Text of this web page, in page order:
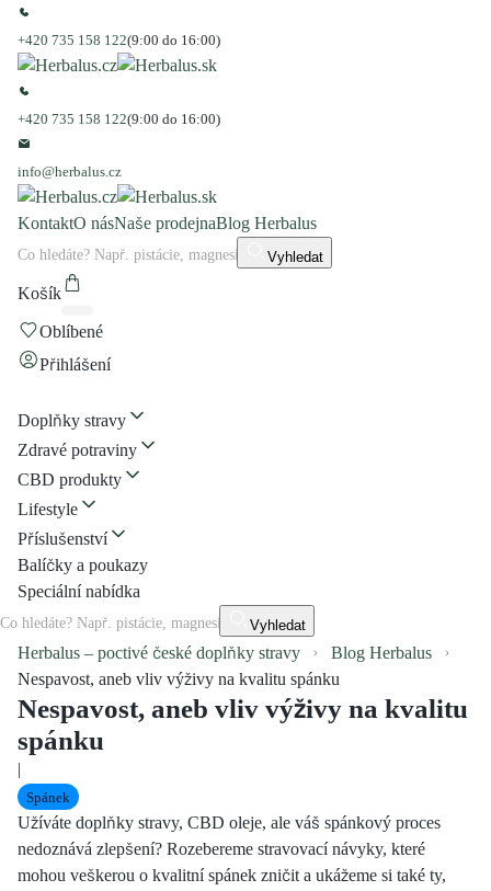
+420 735 158 122(9:00 do 16:00)
+420 735 158 122(9:00 do 16:00)
info@herbalus.cz
KontaktO násNaše prodejnaBlog Herbalus
Vyhledat
Košík
Oblíbené
Přihlášení
Doplňky stravy
Zdravé potraviny
CBD produkty
Lifestyle
Příslušenství
Balíčky a poukazy
Speciální nabídka
Vyhledat
Herbalus – poctivé české doplňky stravy
Blog Herbalus
Nespavost, aneb vliv výživy na kvalitu spánku
Nespavost, aneb vliv výživy na kvalitu
spánku
|
Spánek
Užíváte doplňky stravy, CBD oleje, ale váš spánkový proces
nedoznává zlepšení? Rozebereme stravovací návyky, které
mohou veškerou o kvalitní spánek zničit a ukážeme si také ty,